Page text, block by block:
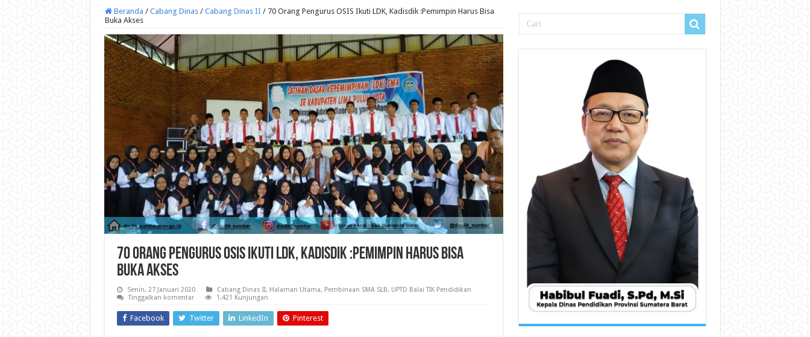
Beranda / Cabang Dinas / Cabang Dinas II / 70 Orang Pengurus OSIS Ikuti LDK, Kadisdik :Pemimpin Harus Bisa
Buka Akses
70 Orang Pengurus OSIS Ikuti LDK, Kadisdik :Pemimpin Harus Bisa
Buka Akses
Senin, 27 Januari 2020 Cabang Dinas II, Halaman Utama, Pembinaan SMA SLB, UPTD Balai TIK Pendidikan
Tinggalkan komentar
1,421 Kunjungan
Facebook Twitter LinkedIn Pinterest